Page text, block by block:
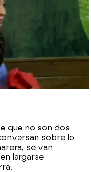
15:56
que no son dos
sobre lo
se van
largarse